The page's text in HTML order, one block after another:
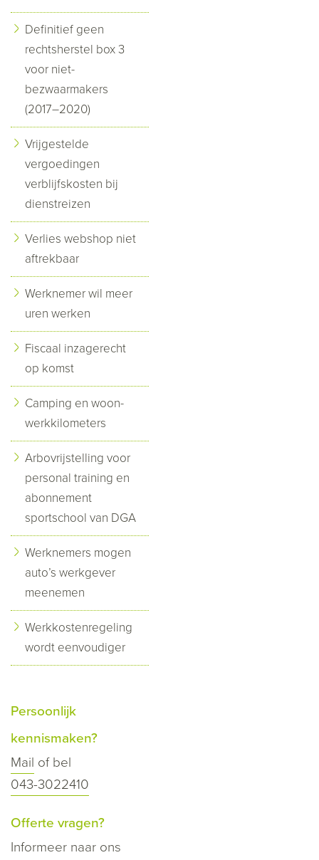
Definitief geen
rechtsherstel box 3
voor niet-
bezwaarmakers
(2017–2020)
Vrijgestelde
vergoedingen
verblijfskosten bij
dienstreizen
Verlies webshop niet
aftrekbaar
Werknemer wil meer
uren werken
Fiscaal inzagerecht
op komst
Camping en woon-
werkkilometers
Arbovrijstelling voor
personal training en
abonnement
sportschool van DGA
Werknemers mogen
auto’s werkgever
meenemen
Werkkostenregeling
wordt eenvoudiger
Persoonlijk
kennismaken?
Mail of bel
043-3022410
Offerte vragen?
Informeer naar ons